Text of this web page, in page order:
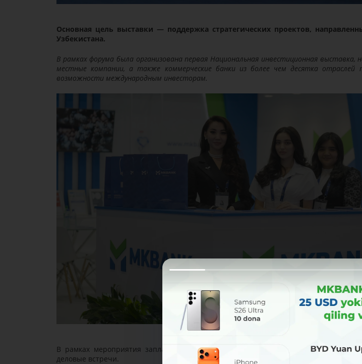
Основная цель выставки — поддержка стратегических проектов,
Узбекистана.
В рамках форума была организована первая Национальная инвестиционная выставка,
местные компании, а также коммерческие банки из более чем десятка отраслей
возможности международным инвесторам.
В рамках мероприятия запланированы панельные дискуссии, подписание ряда
деловые встречи.